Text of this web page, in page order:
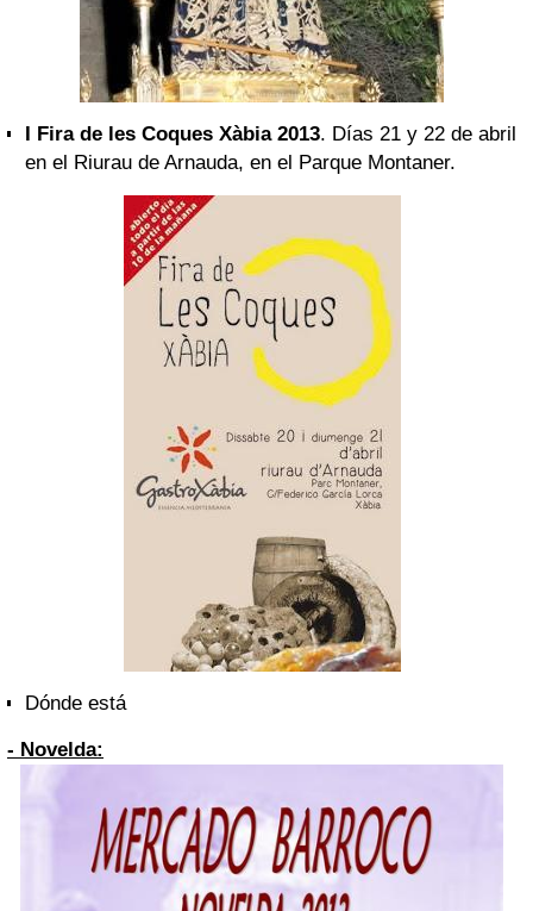
I Fira de les Coques Xàbia 2013. Días 21 y 22 de abril
en el Riurau de Arnauda, en el Parque Montaner.
Dónde está
- Novelda: